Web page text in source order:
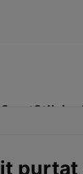
SportStil de